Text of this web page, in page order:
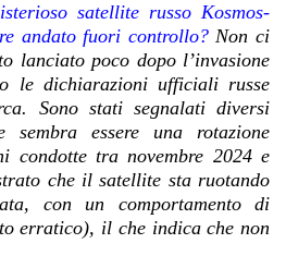
satellite russo Kosmos-
andato fuori controllo? Non ci
lanciato poco dopo l’invasione
le dichiarazioni ufficiali russe
Sono stati segnalati diversi
essere una rotazione
condotte tra novembre 2024 e
che il satellite sta ruotando
con un comportamento di
erratico), il che indica che non